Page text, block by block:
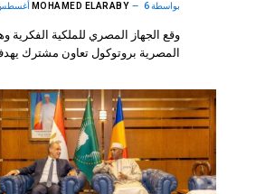
بواسطة MOHAMED ELARABY 6 أغسطس، 2026
وقع الجهاز المصري للملكية الفكرية
المصرية بروتوكول تعاون مشترك